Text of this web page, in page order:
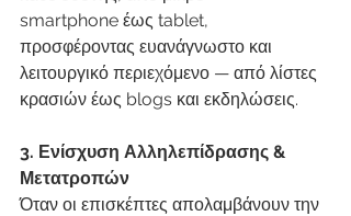
smartphone έως tablet,
προσφέροντας ευανάγνωστο και
λειτουργικό περιεχόμενο — από λίστες
κρασιών έως blogs και εκδηλώσεις.
3. Ενίσχυση Αλληλεπίδρασης &
Μετατροπών
Όταν οι επισκέπτες απολαμβάνουν την